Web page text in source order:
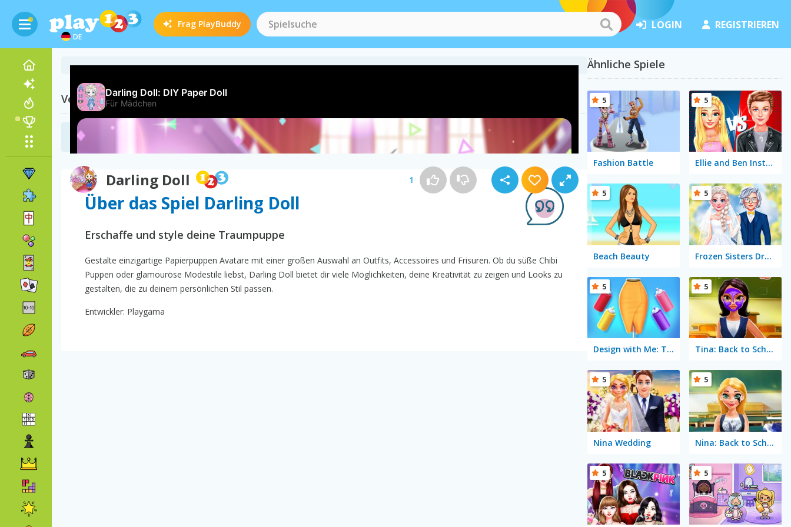
DE
Frag PlayBuddy LOGIN REGISTRIEREN
Darling Doll 1
Verwandte Kategorien
Über das Spiel Darling Doll
Erschaffe und style deine Traumpuppe
Gestalte einzigartige Papierpuppen Avatare mit einer großen Auswahl an Outfits, Accessoires und Frisuren. Ob du süße Chibi
Puppen oder glamouröse Modestile liebst, Darling Doll bietet dir viele Möglichkeiten, deine Kreativität zu zeigen und Looks zu
gestalten, die zu deinem persönlichen Stil passen.
Entwickler: Playgama
Ähnliche Spiele
Fashion Battle
5
Ellie and Ben Insta Fashion
5
Beach Beauty
5
Frozen Sisters Dream Wedding
5
Design with Me: Trendy Pencil skirt
5
Tina: Back to School
5
Nina Wedding
5
Nina: Back to School
5
5 5